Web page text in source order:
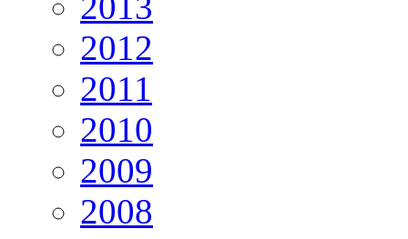
2012
2011
2010
2009
2008